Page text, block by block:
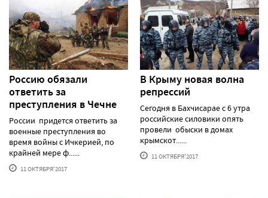
Россию обязали
ответить за
преступления в Чечне
России придется ответить за
военные преступления во
время войны с Ичкерией, по
крайней мере ф......
11 ОКТЯБРЯ'2017
В Крыму новая волна
репрессий
Сегодня в Бахчисарае с 6 утра
российские силовики опять
провели обыски в домах
крымскот......
11 ОКТЯБРЯ'2017